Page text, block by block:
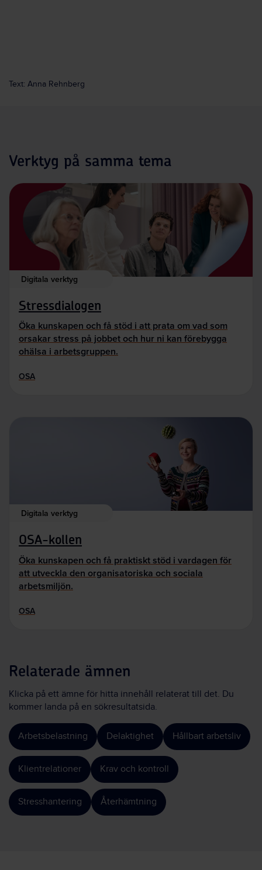
Text: Anna Rehnberg
Verktyg på samma tema
Digitala verktyg
Stressdialogen
Öka kunskapen och få stöd i att prata om vad som
orsakar stress på jobbet och hur ni kan förebygga
ohälsa i arbetsgruppen.
OSA
Digitala verktyg
OSA-kollen
Öka kunskapen och få praktiskt stöd i vardagen för
att utveckla den organisatoriska och sociala
arbetsmiljön.
OSA
Relaterade ämnen
Klicka på ett ämne för hitta innehåll relaterat till det. Du
kommer landa på en sökresultatsida.
Arbetsbelastning Delaktighet Hållbart arbetsliv
Klientrelationer Krav och kontroll
Stresshantering Återhämtning